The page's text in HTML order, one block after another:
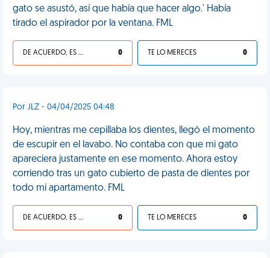
gato se asustó, así que había que hacer algo.' Había
tirado el aspirador por la ventana. FML
DE ACUERDO, ES UNA VIDA HP 0 TE LO MERECES 0
Por JLZ - 04/04/2025 04:48
Hoy, mientras me cepillaba los dientes, llegó el momento
de escupir en el lavabo. No contaba con que mi gato
apareciera justamente en ese momento. Ahora estoy
corriendo tras un gato cubierto de pasta de dientes por
todo mi apartamento. FML
DE ACUERDO, ES UNA VIDA HP 0 TE LO MERECES 0